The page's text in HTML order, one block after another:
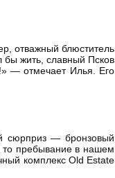
отважный блюститель
бы жить, славный Псков
— отмечает Илья. Его
сюрприз — бронзовый
то пребывание в нашем
комплекс Old Estate